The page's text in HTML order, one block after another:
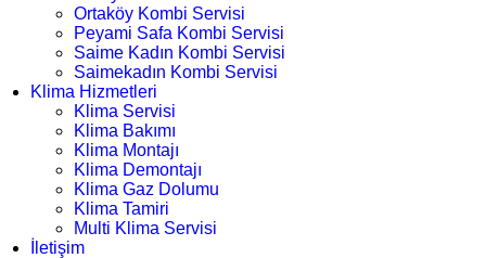
Ortaköy Kombi Servisi
Peyami Safa Kombi Servisi
Saime Kadın Kombi Servisi
Saimekadın Kombi Servisi
Klima Hizmetleri
Klima Servisi
Klima Bakımı
Klima Montajı
Klima Demontajı
Klima Gaz Dolumu
Klima Tamiri
Multi Klima Servisi
İletişim